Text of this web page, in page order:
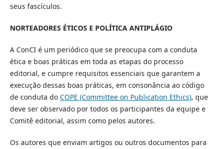
seus fascículos.
NORTEADORES ÉTICOS E POLÍTICA ANTIPLÁGIO
A ConCI é um periódico que se preocupa com a conduta
ética e boas práticas em toda as etapas do processo
editorial, e cumpre requisitos essenciais que garantem a
execução dessas boas práticas, em consonância ao código
de conduta do COPE (Committee on Publication Ethics), que
deve ser observado por todos os participantes da equipe e
Comitê editorial, assim como pelos autores.
Os autores que enviam artigos ou outros documentos para